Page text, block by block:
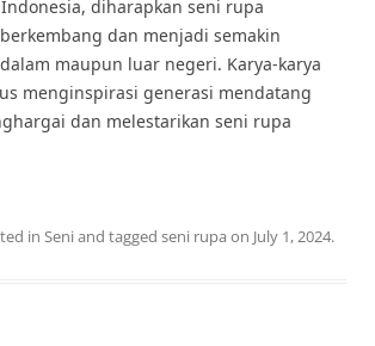
diharapkan seni rupa
dan menjadi semakin
maupun luar negeri. Karya-karya
menginspirasi generasi mendatang
dan melestarikan seni rupa
in Seniand tagged seni rupa on July 1, 2024.